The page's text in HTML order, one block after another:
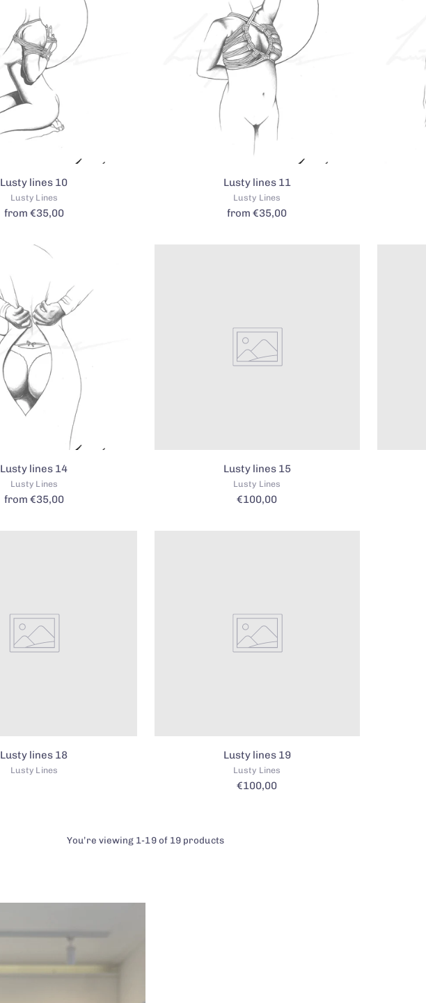
Lusty lines 10
Lusty Lines
from €35,00
Lusty lines 11
Lusty Lines
from €35,00
Lusty lines 14
Lusty Lines
from €35,00
Lusty lines 15
Lusty Lines
€100,00
Lusty lines 18
Lusty Lines
Lusty lines 19
Lusty Lines
€100,00
You’re viewing 1-19 of 19 products